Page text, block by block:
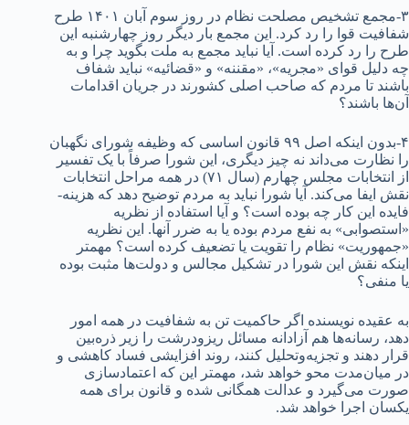
۳-مجمع تشخیص مصلحت نظام در روز سوم آبان ۱۴۰۱ طرح
شفافیت قوا را رد کرد. این مجمع بار دیگر روز چهارشنبه این
طرح را رد کرده است. آیا نباید مجمع به ملت بگوید چرا و به
چه دلیل قوای «مجریه»، «مقننه» و «قضائیه» نباید شفاف
باشند تا مردم که صاحب اصلی کشورند در جریان اقدامات
آن‌ها باشند؟
۴-بدون اینکه اصل ۹۹ قانون اساسی که وظیفه شورای نگهبان
را نظارت می‌داند نه چیز دیگری، این شورا صرفاً با یک تفسیر
از انتخابات مجلس چهارم (سال ۷۱) در همه مراحل انتخابات
نقش ایفا می‌کند. آیا شورا نباید به مردم توضیح دهد که هزینه-
فایده این کار چه بوده است؟ و آیا استفاده از نظریه
«استصوابی» به نفع مردم بوده یا به ضرر آنها. این نظریه
«جمهوریت» نظام را تقویت یا تضعیف کرده است؟ مهمتر
اینکه نقش این شورا در تشکیل مجالس و دولت‌ها مثبت بوده
یا منفی؟
به عقیده نویسنده اگر حاکمیت تن به شفافیت در همه امور
دهد، رسانه‌ها هم آزادانه مسائل ریزودرشت را زیر ذره‌بین
قرار دهند و تجزیه‌وتحلیل کنند، روند افزایشی فساد کاهشی و
در میان‌مدت محو خواهد شد، مهمتر این که اعتمادسازی
صورت می‌گیرد و عدالت همگانی شده و قانون برای همه
یکسان اجرا خواهد شد.